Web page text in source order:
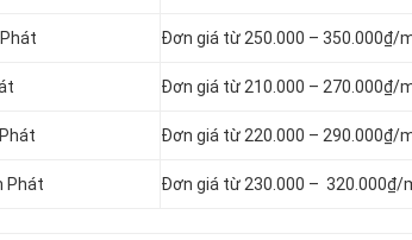
Đơn giá từ 250.000 – 350.000₫/
Đơn giá từ 210.000 – 270.000₫/
Đơn giá từ 220.000 – 290.000₫/
Phát Đơn giá từ 230.000 – 320.000₫/